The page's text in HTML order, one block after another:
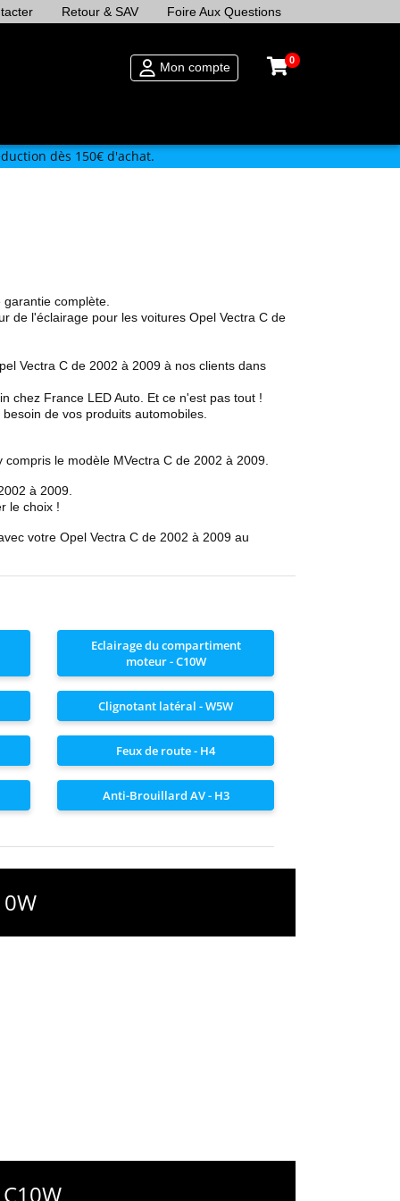
Retour & SAV Foire Aux Questions
Mon compte 0
dès 150€ d'achat.
complète.
de l'éclairage pour les voitures Opel Vectra C de
Vectra C de 2002 à 2009 à nos clients dans
chez France LED Auto. Et ce n'est pas tout !
de vos produits automobiles.
compris le modèle MVectra C de 2002 à 2009.
à 2009
le choix !
votre Opel Vectra C de 2002 à 2009 au
Eclairage du compartiment
moteur - C10W
Clignotant latéral - W5W
Feux de route - H4
Anti-Brouillard AV - H3